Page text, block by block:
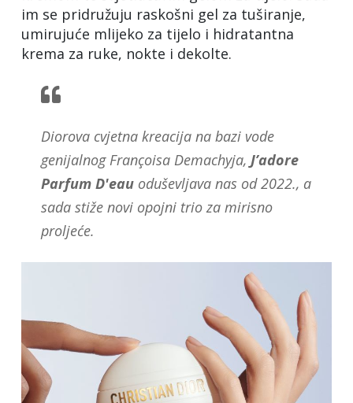
im se pridružuju raskošni gel za tuširanje,
umirujuće mlijeko za tijelo i hidratantna
krema za ruke, nokte i dekolte.
Diorova cvjetna kreacija na bazi vode
genijalnog Françoisa Demachyja, J’adore
Parfum D'eau oduševljava nas od 2022., a
sada stiže novi opojni trio za mirisno
proljeće.